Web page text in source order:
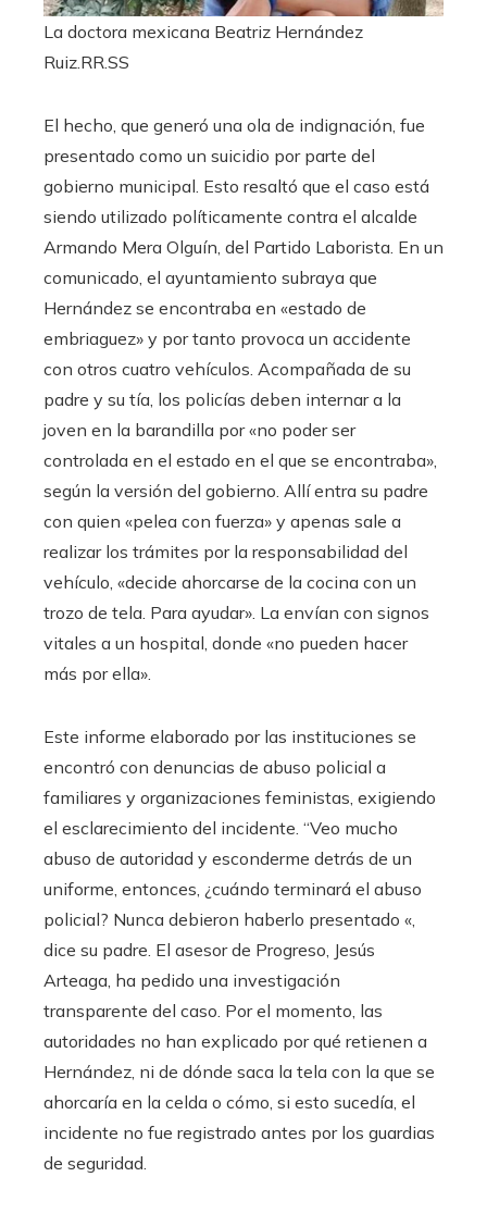
La doctora mexicana Beatriz Hernández
Ruiz.RR.SS
El hecho, que generó una ola de indignación, fue
presentado como un suicidio por parte del
gobierno municipal. Esto resaltó que el caso está
siendo utilizado políticamente contra el alcalde
Armando Mera Olguín, del Partido Laborista. En un
comunicado, el ayuntamiento subraya que
Hernández se encontraba en «estado de
embriaguez» y por tanto provoca un accidente
con otros cuatro vehículos. Acompañada de su
padre y su tía, los policías deben internar a la
joven en la barandilla por «no poder ser
controlada en el estado en el que se encontraba»,
según la versión del gobierno. Allí entra su padre
con quien «pelea con fuerza» y apenas sale a
realizar los trámites por la responsabilidad del
vehículo, «decide ahorcarse de la cocina con un
trozo de tela. Para ayudar». La envían con signos
vitales a un hospital, donde «no pueden hacer
más por ella».
Este informe elaborado por las instituciones se
encontró con denuncias de abuso policial a
familiares y organizaciones feministas, exigiendo
el esclarecimiento del incidente. “Veo mucho
abuso de autoridad y esconderme detrás de un
uniforme, entonces, ¿cuándo terminará el abuso
policial? Nunca debieron haberlo presentado «,
dice su padre. El asesor de Progreso, Jesús
Arteaga, ha pedido una investigación
transparente del caso. Por el momento, las
autoridades no han explicado por qué retienen a
Hernández, ni de dónde saca la tela con la que se
ahorcaría en la celda o cómo, si esto sucedía, el
incidente no fue registrado antes por los guardias
de seguridad.